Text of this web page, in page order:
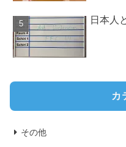
日本人
カ
その他